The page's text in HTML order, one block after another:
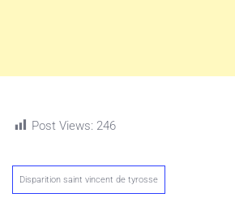
Post Views: 246
Disparition saint vincent de tyrosse